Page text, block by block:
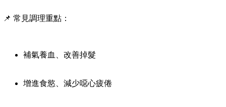
📌 常見調理重點：
補氣養血、改善掉髮
增進食慾、減少噁心疲倦